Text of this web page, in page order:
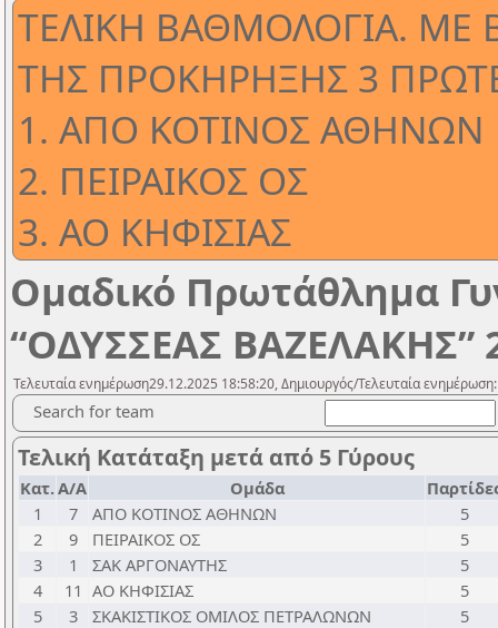
ΤΕΛΙΚΗ ΒΑΘΜΟΛΟΓΙΑ. ΜΕ
ΤΗΣ ΠΡΟΚΗΡΗΞΗΣ 3
1. ΑΠΟ ΚΟΤΙΝΟΣ ΑΘΗΝΩΝ
2. ΠΕΙΡΑΙΚΟΣ ΟΣ
3. ΑΟ ΚΗΦΙΣΙΑΣ
Ομαδικό Πρωτάθλημα
“ΟΔΥΣΣΕΑΣ ΒΑΖΕΛΑΚΗΣ”
Τελευταία ενημέρωση29.12.2025 18:58:20, Δημιουργός/Τελευταία
Search for team
Τελική Κατάταξη μετά από 5 Γύρους
Κατ.Α/Α Ομάδα
1
7 ΑΠΟ ΚΟΤΙΝΟΣ ΑΘΗΝΩΝ
5
2
9 ΠΕΙΡΑΙΚΟΣ ΟΣ
5
3
1 ΣΑΚ ΑΡΓΟΝΑΥΤΗΣ
5
4
11 ΑΟ ΚΗΦΙΣΙΑΣ
5
5
3 ΣΚΑΚΙΣΤΙΚΟΣ ΟΜΙΛΟΣ ΠΕΤΡΑΛΩΝΩΝ
5